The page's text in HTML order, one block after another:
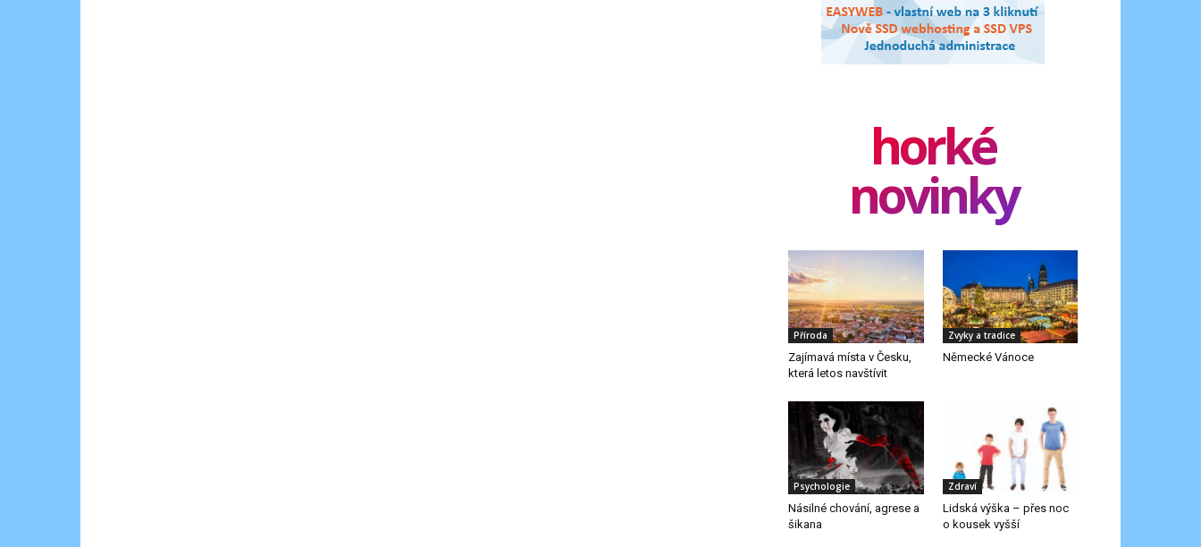
horké
novinky
Příroda
Zajímavá místa v Česku,
která letos navštívit
Zvyky a tradice
Německé Vánoce
Psychologie
Násilné chování, agrese a
šikana
Zdraví
Lidská výška – přes noc
o kousek vyšší